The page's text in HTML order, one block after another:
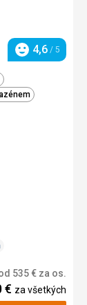
alebo
Hodnotenie
4,6 / 5
535€ za os.
€ za všetkých